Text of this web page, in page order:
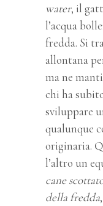
water, il
l’acqua
fredda. Si
allontana
ma ne
chi ha
sviluppare
qualunque
originaria.
l’altro un
cane
della fredda